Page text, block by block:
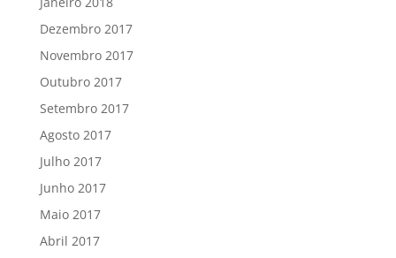
Dezembro 2017
Novembro 2017
Outubro 2017
Setembro 2017
Agosto 2017
Julho 2017
Junho 2017
Maio 2017
Abril 2017